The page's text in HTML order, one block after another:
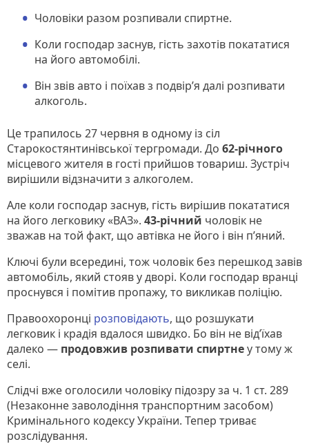
Чоловіки разом розпивали спиртне.
Коли господар заснув, гість захотів покататися
на його автомобілі.
Він звів авто і поїхав з подвір’я далі розпивати
алкоголь.
Це трапилось 27 червня в одному із сіл
Старокостянтинівської тергромади. До 62-річного
місцевого жителя в гості прийшов товариш. Зустріч
вирішили відзначити з алкоголем.
Але коли господар заснув, гість вирішив покататися
на його легковику «ВАЗ». 43-річний чоловік не
зважав на той факт, що автівка не його і він п’яний.
Ключі були всередині, тож чоловік без перешкод завів
автомобіль, який стояв у дворі. Коли господар вранці
проснувся і помітив пропажу, то викликав поліцію.
Правоохоронці розповідають, що розшукати
легковик і крадія вдалося швидко. Бо він не від’їхав
далеко — продовжив розпивати спиртнеу тому ж
селі.
Слідчі вже оголосили чоловіку підозру за ч. 1 ст. 289
(Незаконне заволодіння транспортним засобом)
Кримінального кодексу України. Тепер триває
розслідування.